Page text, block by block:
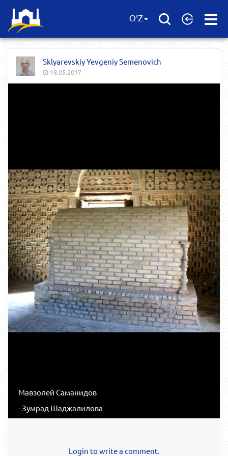
Open
O'Z
Sklyarevskiy Yevgeniy Semenovich
18.05.2017
Мавзолей Саманидов
- Зумрад Шаджалилова
Login to write a comment.